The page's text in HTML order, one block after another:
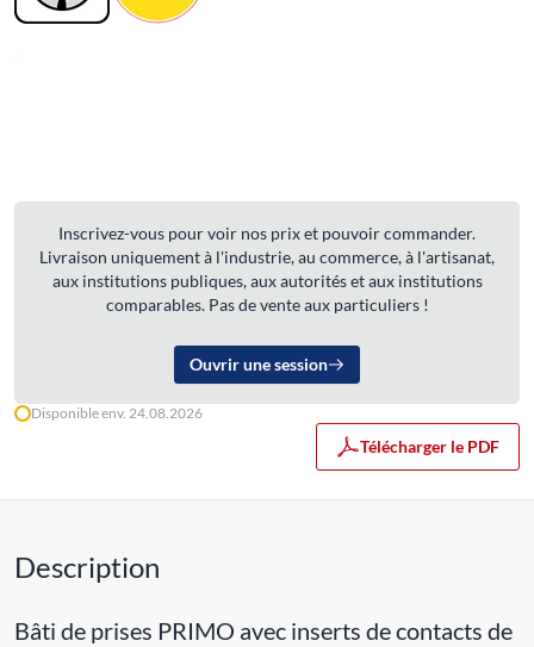
Inscrivez-vous pour voir nos prix et pouvoir commander.
Livraison uniquement à l'industrie, au commerce, à l'artisanat,
aux institutions publiques, aux autorités et aux institutions
comparables. Pas de vente aux particuliers !
Ouvrir une session
Disponible env. 24.08.2026
Télécharger le PDF
Description
Bâti de prises PRIMO avec inserts de contacts de